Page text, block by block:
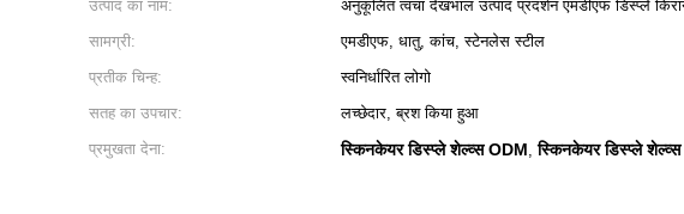
उत्पाद का नाम: अनुकूलित त्वचा देखभाल उत्पाद प्रदर्शन एमडीएफ डिस्प्ले
सामग्री:
एमडीएफ, धातु, कांच, स्टेनलेस स्टील
प्रतीक चिन्ह:
स्वनिर्धारित लोगो
सतह का उपचार:
लच्छेदार, ब्रश किया हुआ
प्रमुखता देना:
स्किनकेयर डिस्प्ले शेल्व्स ODM,स्किनकेयर डिस्प्ले